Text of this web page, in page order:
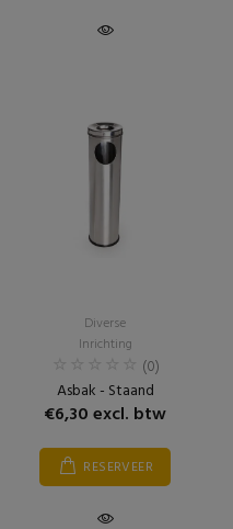
Diverse
Inrichting
(0)
Asbak - Staand
€6,30 excl. btw
RESERVEER